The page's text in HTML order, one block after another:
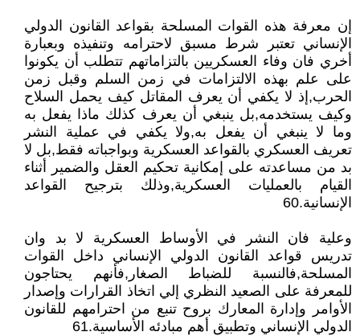
إن معرفة هذه القوات المسلحة بقواعد القانون الدولي
الإنساني تعتبر شرط مسبق لاحترامه وتنفيذه وبعبارة
أخري فان وفاء العسكريين بالتزاماتهم تتطلب أن يكونوا
على علم بهذه الالتزامات في زمن السلم وقبل زمن
الحرب,إذ لا يكفي أن يعرف المقاتل كيف يحمل السلاح
وكيف يستخدمه,بل ينبغي أن يعرف كذلك ماذا يفعل به
وما لا ينبغي أن يفعل به,ولا يكفي في عملية النشر
تعريف العسكري بالقواعد العسكرية وبواجباته فقط,بل لا
بد من مساعدته على إمكانية تحكيم العقل والضمير أثناء
القيام بالعمليات العسكرية,وذلك بترجيح القواعد
الإنسانية.60
وعلية فان النشر في الأوساط العسكرية لا بد وان
تدريس قواعد القانون الدولي الإنساني داخل القوات
المسلحة,فالنسبة للضباط الصغار,فأنهم يحتاجون
للمعرفة على الصعيد النظري إلي اتخاذ القرارات وإصدار
الأوامر وإدارة المعارك بروح تنبع من احترامهم للقانون
الدولي الإنساني وتطبيق أهم مبادئه الأساسية.61